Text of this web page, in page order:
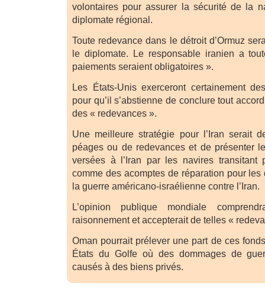
volontaires pour assurer la sécurité de la
diplomate régional.
Toute redevance dans le détroit d’Ormuz
le diplomate. Le responsable iranien a
paiements seraient obligatoires ».
Les États-Unis exerceront certainement
pour qu’il s’abstienne de conclure tout
des « redevances ».
Une meilleure stratégie pour l’Iran serait
péages ou de redevances et de présenter
versées à l’Iran par les navires transitant
comme des acomptes de réparation pour
la guerre américano-israélienne contre l’Iran.
L’opinion publique mondiale
raisonnement et accepterait de telles «
Oman pourrait prélever une part de ces
États du Golfe où des dommages de
causés à des biens privés.